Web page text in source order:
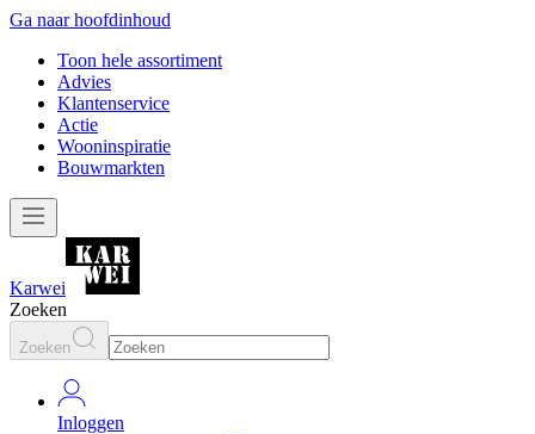
Ga naar hoofdinhoud
Toon hele assortiment
Advies
Klantenservice
Actie
Wooninspiratie
Bouwmarkten
Karwei
Zoeken
Zoeken
Inloggen